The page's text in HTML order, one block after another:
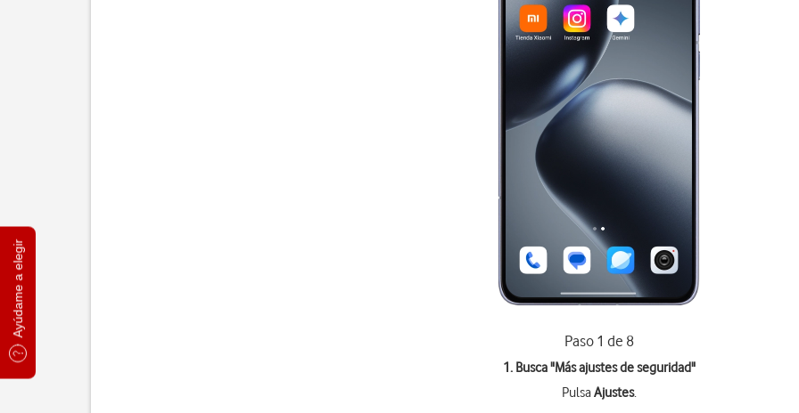
Ayúdame a elegir
Paso 1 de 8
1. Busca "Más ajustes de seguridad"
PulsaAjustes.